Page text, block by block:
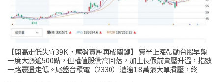
【開高走低失守39K，尾盤賣壓再成關鍵】 費半上漲帶動台股早盤
一度大漲逾500點，但權值股衝高回落，加上長假前賣壓升溫，指數
一路震盪走低。尾盤台積電（2330）遭逾1.8萬張大單摜壓，終